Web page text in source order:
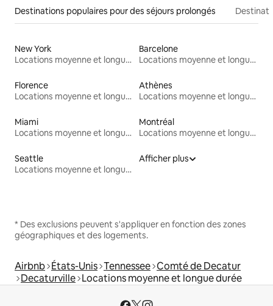
Destinations populaires pour des séjours prolongés
New York
Locations moyenne et longue durée
Barcelone
Locations moyenne et longue durée
Florence
Locations moyenne et longue durée
Athènes
Locations moyenne et longue durée
Miami
Locations moyenne et longue durée
Montréal
Locations moyenne et longue durée
Seattle
Locations moyenne et longue durée
Afficher plus
* Des exclusions peuvent s'appliquer en fonction des zones
géographiques et des logements.
Airbnb États-Unis Tennessee Comté de Decatur
Decaturville Locations moyenne et longue durée